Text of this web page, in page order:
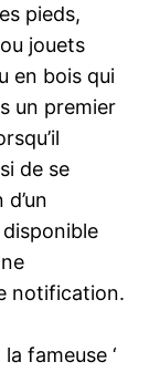
pieds,
jouets
en bois qui
un premier
de se
notification.
fameuse ‘